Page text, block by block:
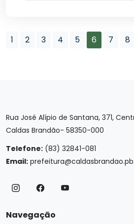
1 2 3 4 5 6 7 8
Rua José Alípio de Santana, 371,
Caldas Brandão- 58350-000
Telefone: (83) 32841-081
Email:
Navegação